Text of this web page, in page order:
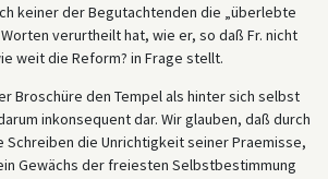
keiner der Begutachtenden die „überlebte
verurtheilt hat, wie er, so daß Fr. nicht
weit die Reform? in Frage stellt.
Broschüre den Tempel als hinter sich selbst
inkonsequent dar. Wir glauben, daß durch
Schreiben die Unrichtigkeit seiner Praemisse,
Gewächs der freiesten Selbstbestimmung